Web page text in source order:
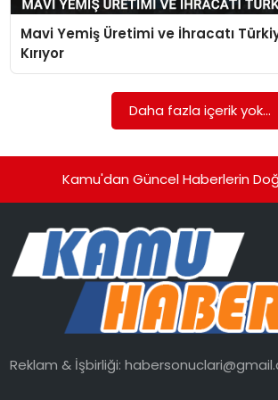
TEKNOLOJI
Mavi Yemiş Üretimi ve İhracatı
Kırıyor
Daha fazla içerik yok...
Kamu'dan Güncel Haberlerin
Reklam & İşbirliği: